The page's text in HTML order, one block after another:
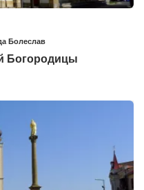
Болеслав
Богородицы